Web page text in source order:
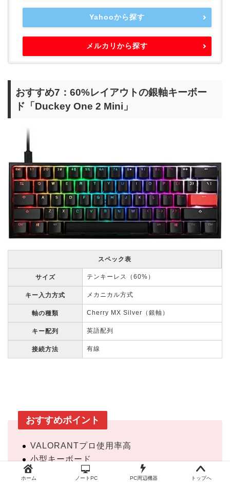
Yahooから探す
メルカリから探す
おすすめ7：60%レイアウトの銀軸キーボー
ド「Duckey One 2 Mini」
スペック表
サイズ テンキーレス（60%）
キー入力方式 メカニカル方式
軸の種類 Cherry MX Silver（銀軸）
キー配列 英語配列
接続方法 有線
おすすめポイント
VALORANTプロ使用率高
小型キーボード
キー押下時高速反応の銀軸
ホーム ノートPC PC周辺機器 トップへ